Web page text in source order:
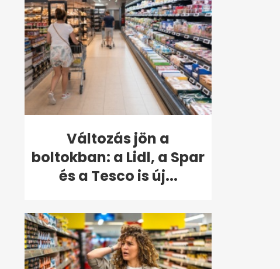
Változás jön a
boltokban: a Lidl, a Spar
és a Tesco is új...